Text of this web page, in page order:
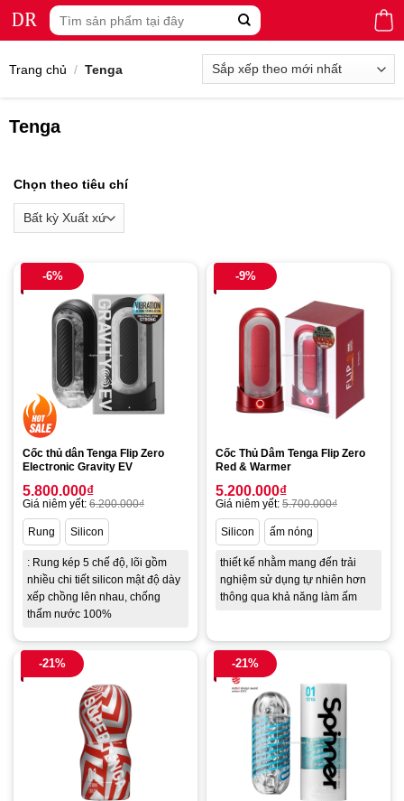
Tìm
kiếm:
Trang chủ / Tenga
Tenga
Chọn theo tiêu chí
-6%
Cốc thủ dân Tenga Flip Zero
Electronic Gravity EV
5.800.000₫
Giá niêm yết: 6.200.000₫
Rung Silicon
: Rung kép 5 chế độ, lõi gồm
nhiều chi tiết silicon mật độ dày
xếp chồng lên nhau, chống
thấm nước 100%
-9%
Cốc Thủ Dâm Tenga Flip Zero
Red & Warmer
5.200.000₫
Giá niêm yết: 5.700.000₫
Silicon ấm nóng
thiết kế nhằm mang đến trải
nghiệm sử dụng tự nhiên hơn
thông qua khả năng làm ấm
-21% -21%